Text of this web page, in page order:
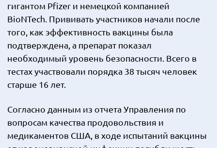
гигантом Pfizer и немецкой компанией
BioNTech. Прививать участников начали после
того, как эффективность вакцины была
подтверждена, а препарат показал
необходимый уровень безопасности. Всего в
тестах участвовали порядка 38 тысяч человек
старше 16 лет.
Согласно данным из отчета Управления по
вопросам качества продовольствия и
медикаментов США, в ходе испытаний вакцины